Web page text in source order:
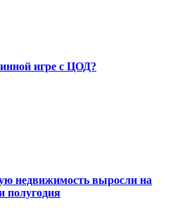
игре с ЦОД?
недвижимость выросли на
полугодия